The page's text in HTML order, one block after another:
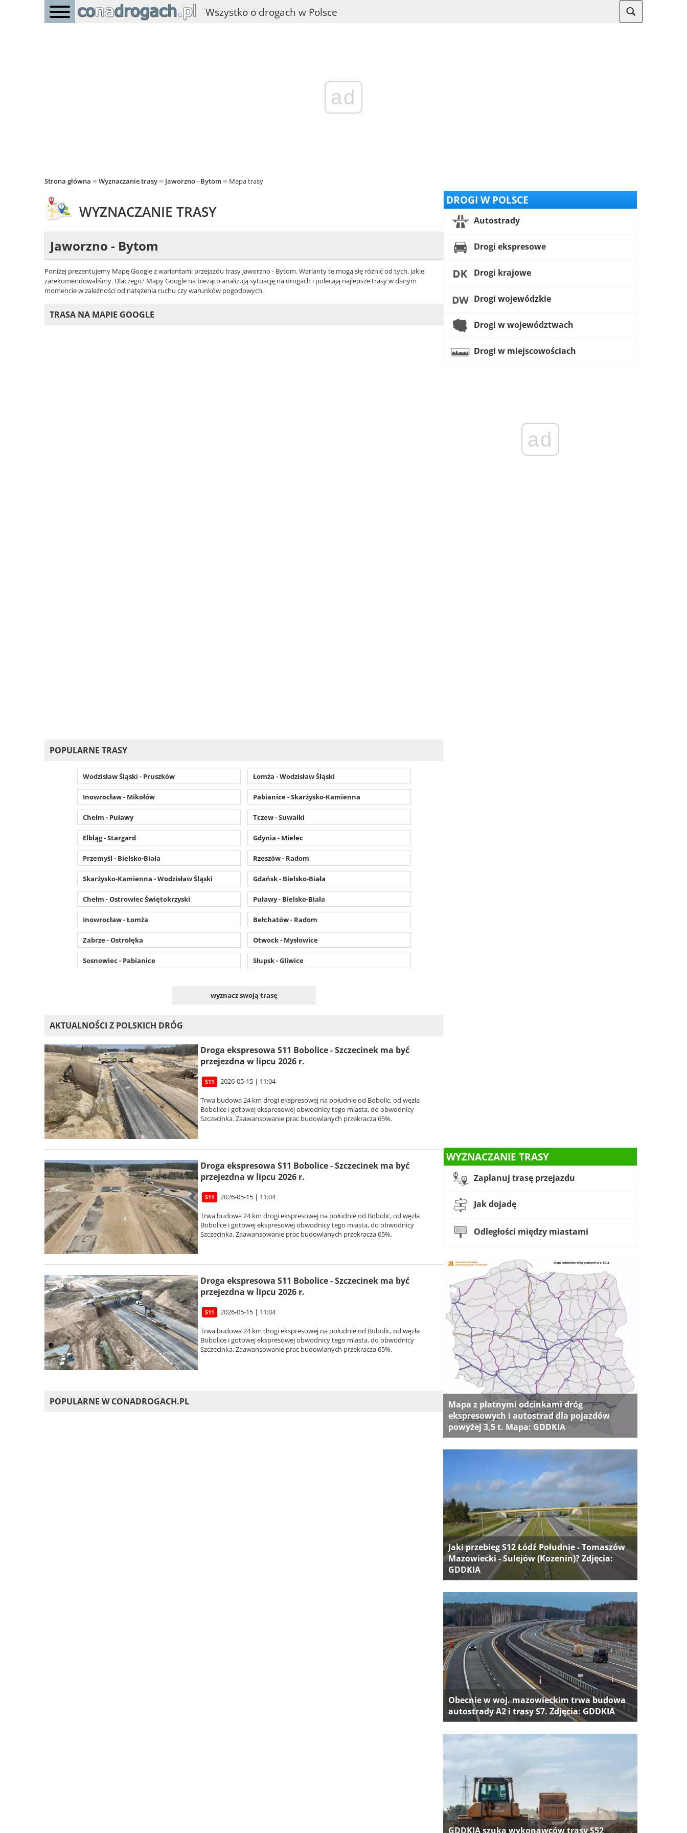
Wszystko o drogach w Polsce
ad
Strona główna Wyznaczanie trasy Jaworzno - Bytom Mapa trasy
WYZNACZANIE TRASY
Jaworzno - Bytom
Poniżej prezentujemy Mapę Google z wariantami przejazdu trasy Jaworzno - Bytom. Warianty te mogą się różnić od tych, jakie
zarekomendowaliśmy. Dlaczego? Mapy Google na bieżąco analizują sytuację na drogach i polecają najlepsze trasy w danym
momencie w zależności od natężenia ruchu czy warunków pogodowych.
TRASA NA MAPIE GOOGLE
POPULARNE TRASY
Wodzisław Śląski - Pruszków Łomża - Wodzisław Śląski
Inowrocław - Mikołów Pabianice - Skarżysko-Kamienna
Chełm - Puławy Tczew - Suwałki
Elbląg - Stargard Gdynia - Mielec
Przemyśl - Bielsko-Biała Rzeszów - Radom
Skarżysko-Kamienna - Wodzisław Śląski Gdańsk - Bielsko-Biała
Chełm - Ostrowiec Świętokrzyski Puławy - Bielsko-Biała
Inowrocław - Łomża Bełchatów - Radom
Zabrze - Ostrołęka Otwock - Mysłowice
Sosnowiec - Pabianice Słupsk - Gliwice
wyznacz swoją trasę
AKTUALNOŚCI Z POLSKICH DRÓG
Droga ekspresowa S11 Bobolice - Szczecinek ma być
przejezdna w lipcu 2026 r.
S11 2026-05-15 | 11:04
Trwa budowa 24 km drogi ekspresowej na południe od Bobolic, od węzła
Bobolice i gotowej ekspresowej obwodnicy tego miasta, do obwodnicy
Szczecinka. Zaawansowanie prac budowlanych przekracza 65%.
Droga ekspresowa S11 Bobolice - Szczecinek ma być
przejezdna w lipcu 2026 r.
S11 2026-05-15 | 11:04
Trwa budowa 24 km drogi ekspresowej na południe od Bobolic, od węzła
Bobolice i gotowej ekspresowej obwodnicy tego miasta, do obwodnicy
Szczecinka. Zaawansowanie prac budowlanych przekracza 65%.
Droga ekspresowa S11 Bobolice - Szczecinek ma być
przejezdna w lipcu 2026 r.
S11 2026-05-15 | 11:04
Trwa budowa 24 km drogi ekspresowej na południe od Bobolic, od węzła
Bobolice i gotowej ekspresowej obwodnicy tego miasta, do obwodnicy
Szczecinka. Zaawansowanie prac budowlanych przekracza 65%.
POPULARNE W CONADROGACH.PL
DROGI W POLSCE
Autostrady
Drogi ekspresowe
Drogi krajowe
Drogi wojewódzkie
Drogi w województwach
Drogi w miejscowościach
ad
WYZNACZANIE TRASY
Zaplanuj trasę przejazdu
Jak dojadę
Odległości między miastami
Mapa z płatnymi odcinkami dróg
ekspresowych i autostrad dla pojazdów
powyżej 3,5 t. Mapa: GDDKIA
Jaki przebieg S12 Łódź Południe - Tomaszów
Mazowiecki - Sulejów (Kozenin)? Zdjęcia:
GDDKIA
Obecnie w woj. mazowieckim trwa budowa
autostrady A2 i trasy S7. Zdjęcia: GDDKIA
GDDKIA szuka wykonawców trasy S52